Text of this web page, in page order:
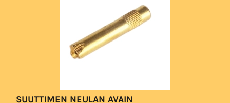
SUUTTIMEN NEULAN AVAIN